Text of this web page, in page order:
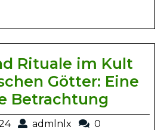
Rituale im Kult
Götter: Eine
Betrachtung
und
December
admlnlx admlnlx
0